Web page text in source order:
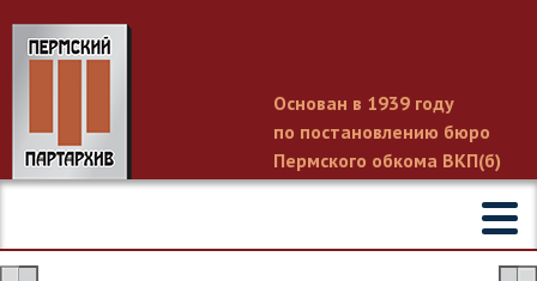
Основан в 1939 году
по постановлению бюро
Пермского обкома ВКП(б)